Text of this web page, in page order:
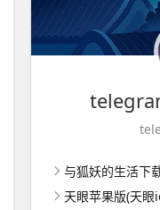
与狐妖的生活下载安
天眼苹果版(天眼